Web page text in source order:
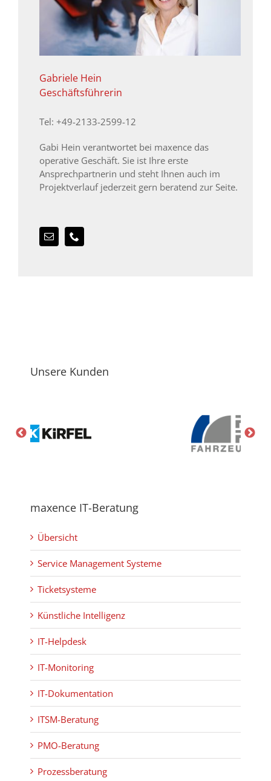
Gabriele Hein
Geschäftsführerin
Tel: +49-2133-2599-12
Gabi Hein verantwortet bei maxence das
operative Geschäft. Sie ist Ihre erste
Ansprechpartnerin und steht Ihnen auch im
Projektverlauf jederzeit gern beratend zur Seite.
Unsere Kunden
maxence IT-Beratung
Übersicht
Service Management Systeme
Ticketsysteme
Künstliche Intelligenz
IT-Helpdesk
IT-Monitoring
IT-Dokumentation
ITSM-Beratung
PMO-Beratung
Prozessberatung